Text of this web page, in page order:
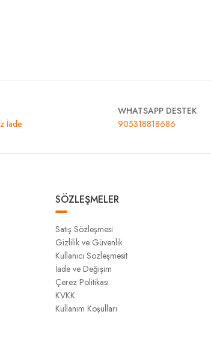
İade
WHATSAPP DESTEK
905318818686
SÖZLEŞMELER
Satış Sözleşmesi
Gizlilik ve Güvenlik
Kullanıcı Sözleşmesit
İade ve Değişim
Çerez Politikası
KVKK
Kullanım Koşulları